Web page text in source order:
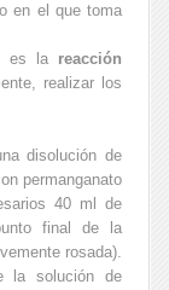
en el que toma
es la reacción
realizar los
disolución de
permanganato
40 ml de
final de la
rosada).
la solución de